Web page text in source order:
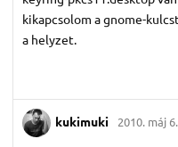
kikapcsolom a gnome-
a helyzet.
kukimuki 2010. máj 6.